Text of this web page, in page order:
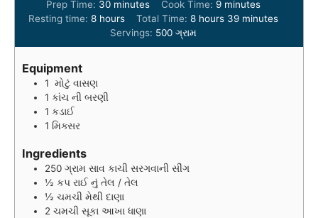
Prep Time: 30m
i
n
u
minutes Cook Time: 9m
i
u
minutes
Resting time: 8h
u
hours Total Time: 8h
o
u
hours 39m
n
minutes
Servings: 500 ગ્રામ
Equipment
1 મોટું વાસણ
1 કાંચ ની બરણી
1 કડાઈ
1 મિક્સર
Ingredients
250 ગ્રામ સાવ કાચી સરગવાની સીંગ
½ કપ રાઈ નું તેલ / તેલ
½ ચમચી મેથી દાણા
2 ચમચી સૂકા આખા ધાણા